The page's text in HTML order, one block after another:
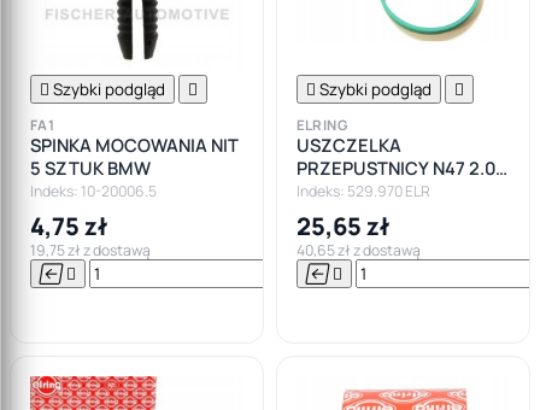
 Szybki podgląd 
FA1
SPINKA MOCOWANIA NIT
5 SZTUK BMW
Indeks: 10-20006.5
4,75 zł
19,75 zł z dostawą
  

 Szybki podgląd 
ELRING
USZCZELKA
PRZEPUSTNICY N47 2.0
BMW F10 F11 F20 F30 F80
F82 E90
Indeks: 529.970 ELR
25,65 zł
40,65 zł z dostawą
 